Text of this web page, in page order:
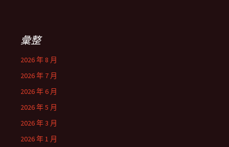
彙整
2026 年 8 月
2026 年 7 月
2026 年 6 月
2026 年 5 月
2026 年 3 月
2026 年 1 月